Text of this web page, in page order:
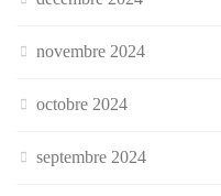
novembre 2024
octobre 2024
septembre 2024